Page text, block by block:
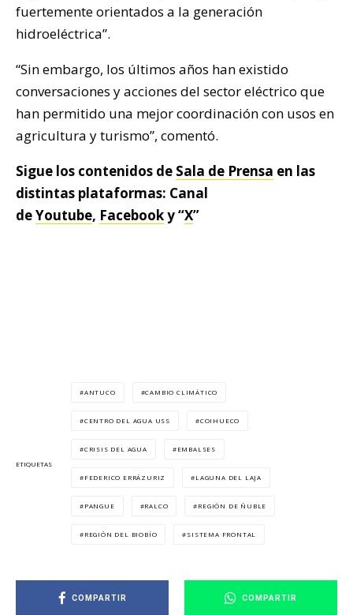
fuertemente orientados a la generación
hidroeléctrica”.
“Sin embargo, los últimos años han existido
conversaciones y acciones del sector eléctrico que
han permitido una mejor coordinación con usos en
agricultura y turismo”, comentó.
Sigue los contenidos de Sala de Prensa en las
distintas plataformas: Canal
deYoutube, Facebooky “X”
ETIQUETAS
ANTUCO CAMBIO CLIMÁTICO
CENTRO DEL AGUA USS COIHUECO
CRISIS DEL AGUA EMBALSES
FEDERICO ERRÁZURIZ LAGUNA DEL LAJA
PANGUE RALCO REGIÓN DE ÑUBLE
REGIÓN DEL BIOBÍO SISTEMA FRONTAL
COMPARTIR COMPARTIR